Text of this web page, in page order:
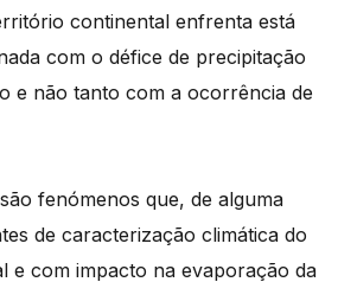
continental enfrenta está
com o défice de precipitação
e não tanto com a ocorrência de
fenómenos que, de alguma
de caracterização climática do
e com impacto na evaporação da